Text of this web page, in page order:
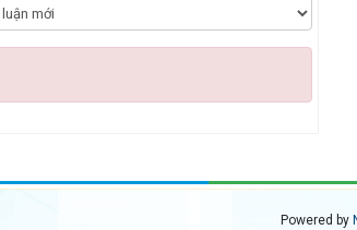
Powered by